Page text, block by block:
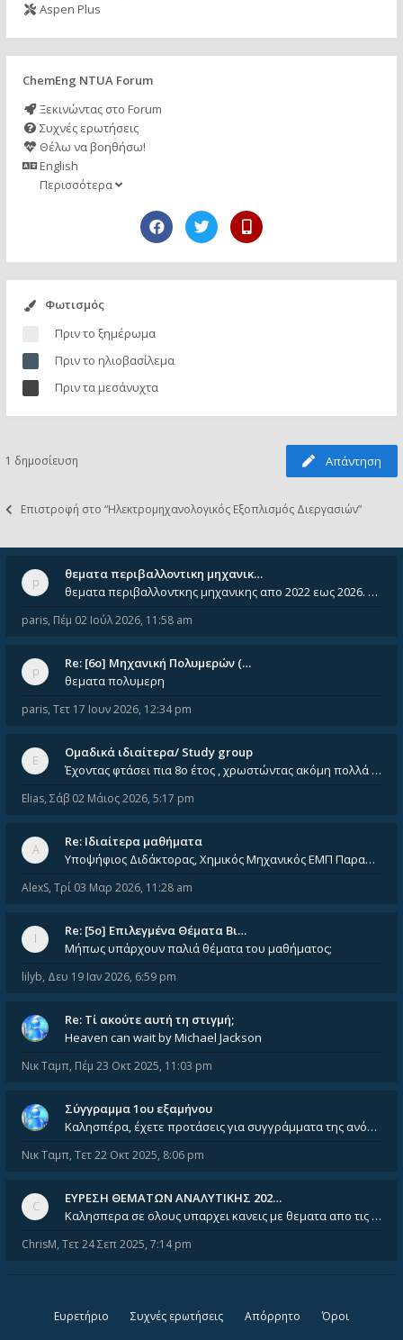
Aspen Plus
ChemEng NTUA Forum
Ξεκινώντας στο Forum
Συχνές ερωτήσεις
Θέλω να βοηθήσω!
English
Περισσότερα
Φωτισμός
Πριν το ξημέρωμα
Πριν το ηλιοβασίλεμα
Πριν τα μεσάνυχτα
1 δημοσίευση Απάντηση
Επιστροφή στο “Ηλεκτρομηχανολογικός Εξοπλισμός Διεργασιών”
θεματα περιβαλλοντικη μηχανικ…
θεματα περιβαλλοντκης μηχανικης απο 2022 εως 2026. Δεν ειναι μεσα του Σεπτεμβιου του 2025. Αν τα εχει καποιος ας τα ανε
paris, Πέμ 02 Ιούλ 2026, 11:58 am
Re: [6o] Mηχανική Πολυμερών (…
θεματα πολυμερη
paris, Τετ 17 Ιουν 2026, 12:34 pm
Ομαδικά ιδιαίτερα/ Study group
Έχοντας φτάσει πια 8ο έτος , χρωστώντας ακόμη πολλά και χωρίς καμία όρεξη ούτε να διαβάσω μόνος μου ούτε να παρακολουθήσ
Elias, Σάβ 02 Μάιος 2026, 5:17 pm
Re: Ιδιαίτερα μαθήματα
Υποψήφιος Διδάκτορας, Χημικός Μηχανικός ΕΜΠ Παραδίδω ιδιαίτερα μαθήματα μέσης και ανώτατης εκπαίδευσης σε θετικές και τε
AlexS, Τρί 03 Μαρ 2026, 11:28 am
Re: [5ο] Επιλεγμένα Θέματα Βι…
Μήπως υπάρχουν παλιά θέματα του μαθήματος;
lilyb, Δευ 19 Ιαν 2026, 6:59 pm
Re: Tί ακούτε αυτή τη στιγμή;
Heaven can wait by Michael Jackson
Νικ Ταμπ, Πέμ 23 Οκτ 2025, 11:03 pm
Σύγγραμμα 1ου εξαμήνου
Καλησπέρα, έχετε προτάσεις για συγγράμματα της ανόργανης χημείας? Είμαι ανάμεσα σε Λιοδάκη, Chung και Atkins
Νικ Ταμπ, Τετ 22 Οκτ 2025, 8:06 pm
ΕΥΡΕΣΗ ΘΕΜΑΤΩΝ ΑΝΑΛΥΤΙΚΗΣ 202…
Καλησπερα σε ολους υπαρχει κανεις με θεματα απο τις εξετασεις του ιουνιου και σεπτεμβρίου για την αναλυτικη χημεια
ChrisM, Τετ 24 Σεπ 2025, 7:14 pm
Ευρετήριο Συχνές ερωτήσεις Απόρρητο Όροι